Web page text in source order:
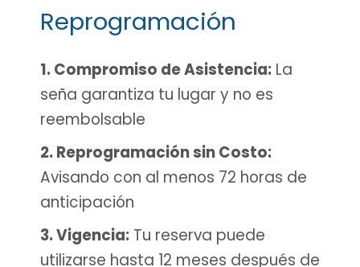
Reprogramación
1. Compromiso de Asistencia: La
seña garantiza tu lugar y no es
reembolsable
2. Reprogramación sin Costo:
Avisando con al menos 72 horas de
anticipación
3. Vigencia: Tu reserva puede
utilizarse hasta 12 meses después de